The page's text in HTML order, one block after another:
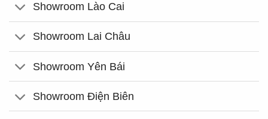
Showroom Lào Cai
Showroom Lai Châu
Showroom Yên Bái
Showroom Điện Biên